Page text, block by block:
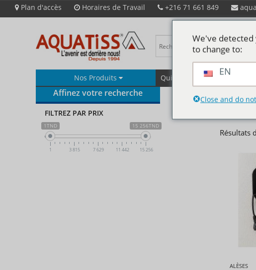
Plan d'accès Horaires de Travail +216 71 661 849
Nos Produits Qui Sommes-Nous ?
Résultats
ALÈSES
Affinez votre recherche
FILTREZ PAR PRIX
1TND 15 256TND
1 3 815 7 629 11 442 15 256
We've detected
to change to:
EN
Close and do